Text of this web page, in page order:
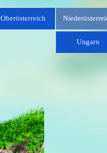
Oberösterreich ▼
Ungarn